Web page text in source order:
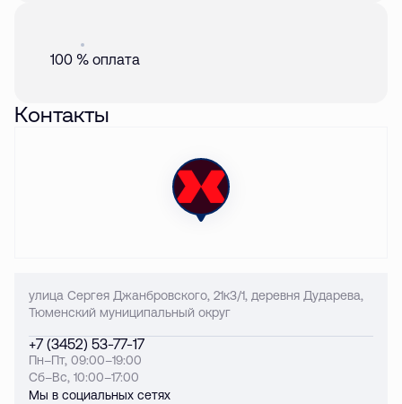
100 % оплата
Контакты
улица Сергея Джанбровского, 21к3/1, деревня Дударева,
Тюменский муниципальный округ
+7 (3452) 53-77-17
Пн–Пт, 09:00–19:00
Сб–Вс, 10:00–17:00
Мы в социальных сетях